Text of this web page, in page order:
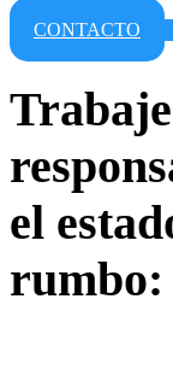
CONTACTO
el